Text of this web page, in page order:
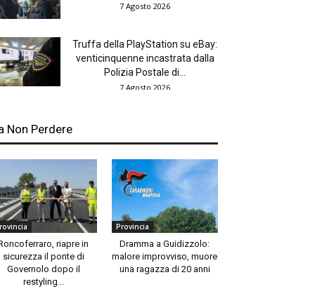
7 Agosto 2026
Truffa della PlayStation su eBay:
venticinquenne incastrata dalla
Polizia Postale di...
7 Agosto 2026
Non Perdere
riapre in
sicurezza il ponte di
Governolo dopo il
restyling...
Provincia
Dramma a Guidizzolo:
malore improvviso, muore
una ragazza di 20 anni